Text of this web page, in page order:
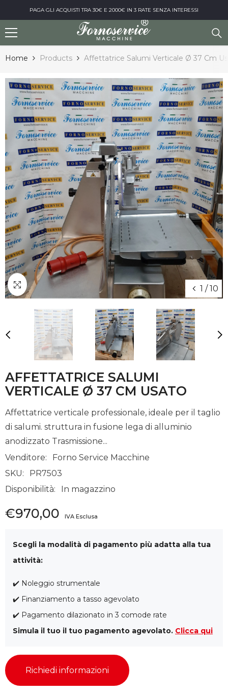
IN 3 RATE SENZA INTERESSI CHIAMACI AL NUMERO
Home Products Affettatrice Salumi Verticale Ø 37 Cm
1 / 10
AFFETTATRICE SALUMI
VERTICALE Ø 37 CM USATO
Affettatrice verticale professionale, ideale per il taglio
di salumi. struttura in fusione lega di alluminio
anodizzato Trasmissione...
Venditore:
Forno Service Macchine
SKU:
PR7503
Disponibilità:
In magazzino
€970,00
Scegli la modalità di pagamento più adatta alla tua
attività:
✔️ Noleggio strumentale
✔️ Finanziamento a tasso agevolato
✔️ Pagamento dilazionato in 3 comode rate
Simula il tuo il tuo pagamento agevolato. Clicca qui
Richiedi informazioni